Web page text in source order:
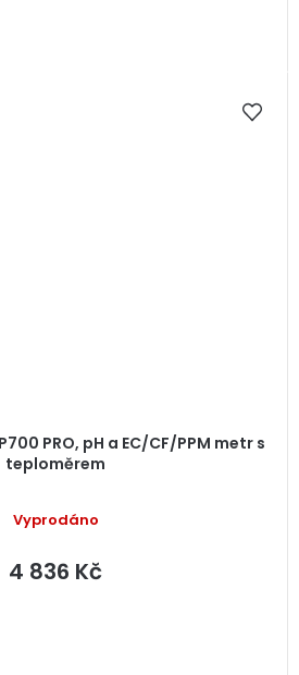
PRO, pH a EC/CF/PPM metr s
teploměrem
Vyprodáno
4 836 Kč